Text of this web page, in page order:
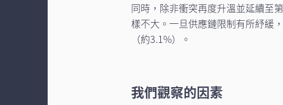
同時，除非衝突再度升溫並延續至
樣不大。一旦供應鏈限制有所紓緩
（約3.1%）。
我們觀察的因素